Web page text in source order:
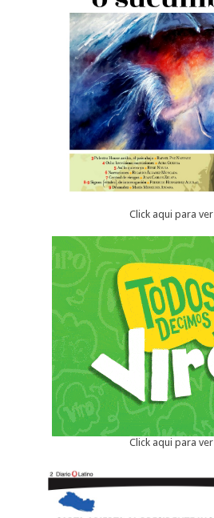
Click aqui para ver
Click aqui para ver